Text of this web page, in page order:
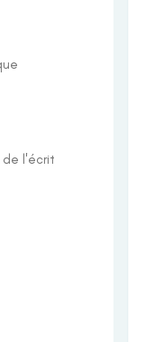
de l'écrit